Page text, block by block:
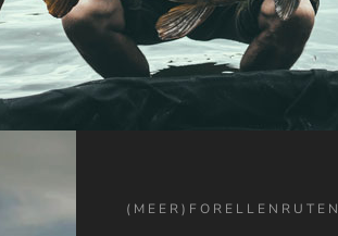
(MEER)FORELLENRUTEN